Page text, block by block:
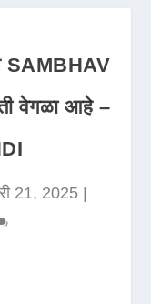
SAMBHAV
वेगळा आहे –
21, 2025